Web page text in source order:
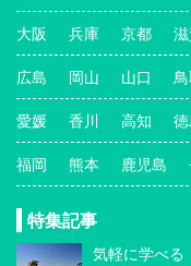
大阪 兵庫 京都
広島 岡山 山口
愛媛 香川 高知
福岡 熊本 鹿児島
特集記事
気軽に学べる